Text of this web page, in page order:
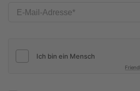
E-Mail-Adresse